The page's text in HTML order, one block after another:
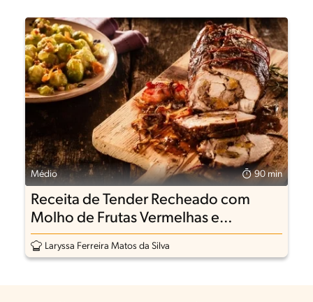
Médio 90 min
Receita de Tender Recheado com
Molho de Frutas Vermelhas e
Especiarias
Laryssa Ferreira Matos da Silva